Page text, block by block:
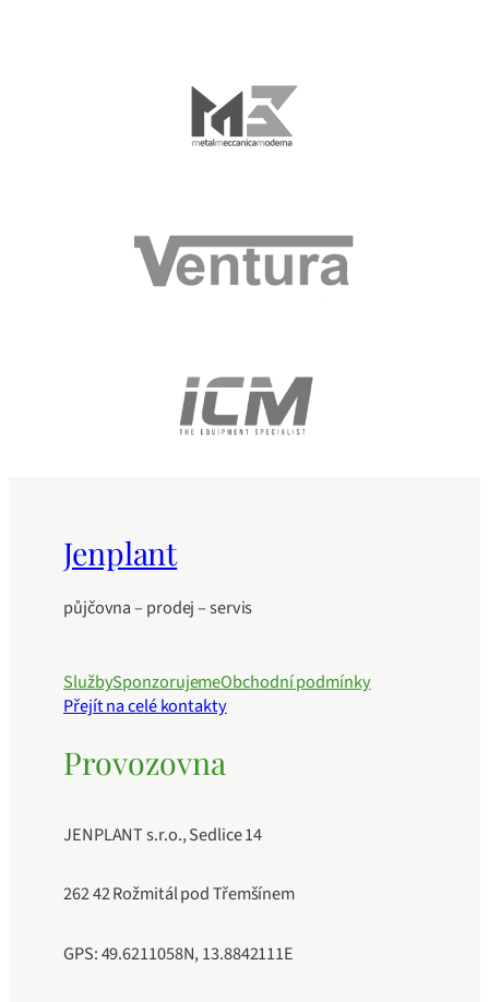
Jenplant
půjčovna – prodej – servis
SlužbySponzorujemeObchodní podmínky
Přejít na celé kontakty
Provozovna
JENPLANT s.r.o., Sedlice 14
262 42 Rožmitál pod Třemšínem
GPS: 49.6211058N, 13.8842111E